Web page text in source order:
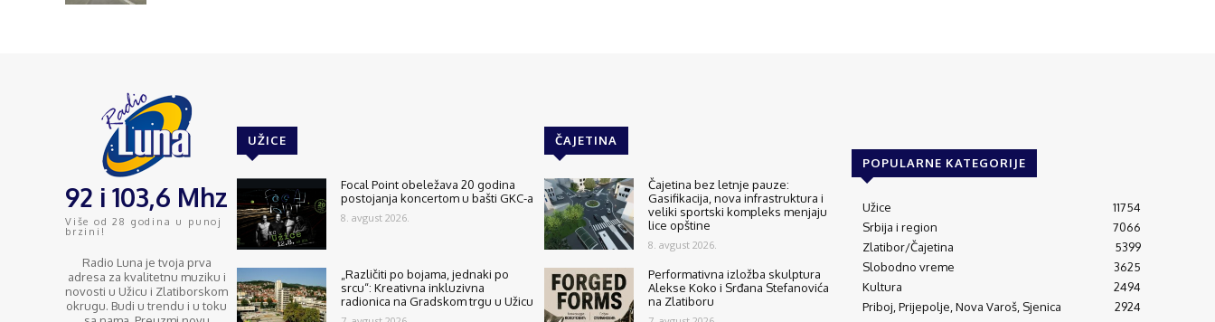
92 i 103,6 Mhz
Više od 28 godina u punoj
brzini!
Radio Luna je tvoja prva
adresa za kvalitetnu muziku i
novosti u Užicu i Zlatiborskom
okrugu. Budi u trendu i u toku
UŽICE
Focal Point obeležava 20 godina
postojanja koncertom u bašti GKC-a
8. avgust 2026.
„Različiti po bojama, jednaki po
srcu“: Kreativna inkluzivna
radionica na Gradskom trgu u Užicu
ČAJETINA
Čajetina bez letnje pauze:
Gasifikacija, nova infrastruktura i
veliki sportski kompleks menjaju
lice opštine
8. avgust 2026.
Performativna izložba skulptura
Alekse Koko i Srđana Stefanovića
na Zlatiboru
POPULARNE KATEGORIJE
Užice
11754
Srbija i region
7066
Zlatibor/Čajetina
5399
Slobodno vreme
3625
Kultura
2494
Priboj, Prijepolje, Nova Varoš, Sjenica
2924